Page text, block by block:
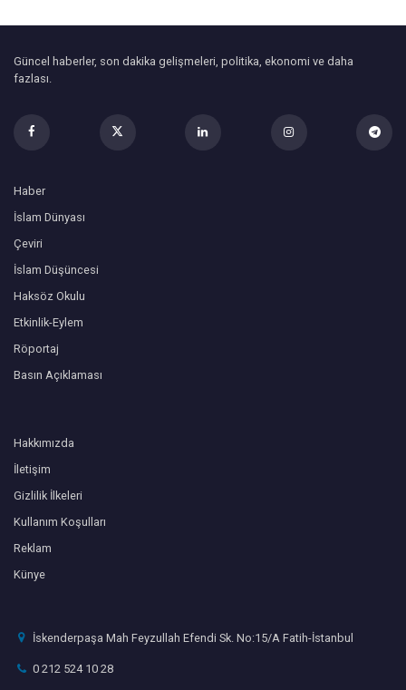
Güncel haberler, son dakika gelişmeleri, politika, ekonomi ve daha
fazlası.
Haber
İslam Dünyası
Çeviri
İslam Düşüncesi
Haksöz Okulu
Etkinlik-Eylem
Röportaj
Basın Açıklaması
Hakkımızda
İletişim
Gizlilik İlkeleri
Kullanım Koşulları
Reklam
Künye
İskenderpaşa Mah Feyzullah Efendi Sk. No:15/A Fatih-İstanbul
0 212 524 10 28